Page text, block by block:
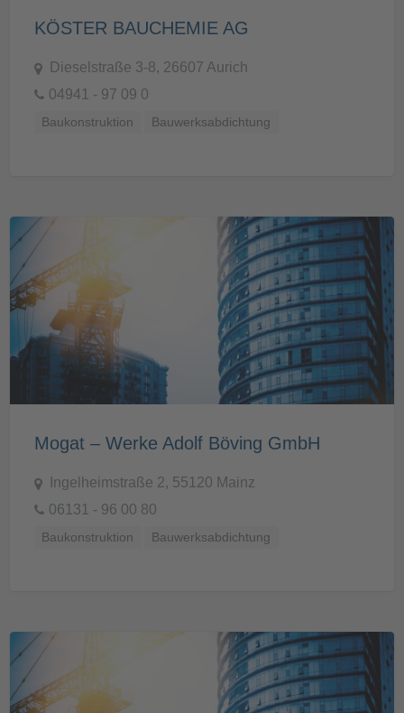
KÖSTER BAUCHEMIE AG
Dieselstraße 3-8, 26607 Aurich
04941 - 97 09 0
Baukonstruktion Bauwerksabdichtung
Mogat – Werke Adolf Böving GmbH
Ingelheimstraße 2, 55120 Mainz
06131 - 96 00 80
Baukonstruktion Bauwerksabdichtung